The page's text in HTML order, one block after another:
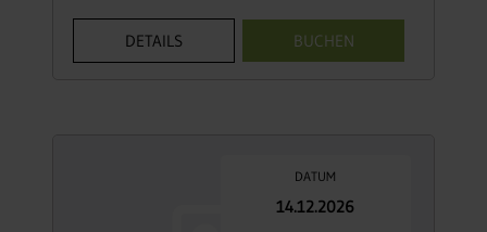
DETAILS BUCHEN
DATUM
14.12.2026